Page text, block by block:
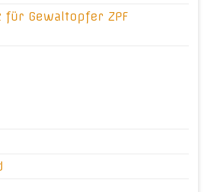
für Gewaltopfer ZPF